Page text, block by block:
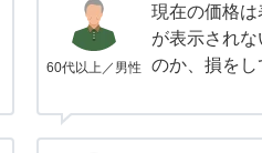
60代以上／男性
現在の価格
が表示され
のか、損をし